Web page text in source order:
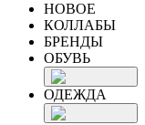
НОВОЕ
КОЛЛАБЫ
БРЕНДЫ
ОБУВЬ
ОДЕЖДА